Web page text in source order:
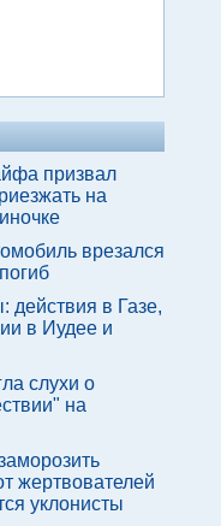
призвал
на
врезался
действия в Газе,
в Иудее и
слухи о
на
жертвователей
уклонисты